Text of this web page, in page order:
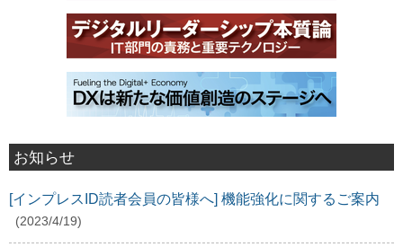
お知らせ
[インプレスID読者会員の皆様へ] 機能強化に関するご案内
(2023/4/19)